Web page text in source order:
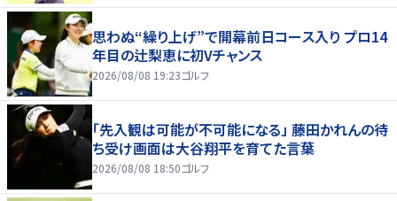
思わぬ“繰り上げ”で開幕前日コース入り プロ14
年目の辻梨恵に初Vチャンス
2026/08/08 19:23ゴルフ
「先入観は可能が不可能になる」 藤田かれんの待
ち受け画面は大谷翔平を育てた言葉
2026/08/08 18:50ゴルフ